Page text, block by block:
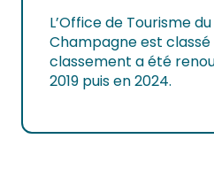
L’Office de Tourisme
Champagne est classé
classement a été
2019 puis en 2024.